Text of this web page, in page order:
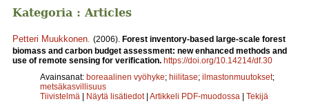
Kategoria : Articles
Petteri Muukkonen (2006). Forest inventory-based large-scale forest
biomass and carbon budget assessment: new enhanced methods and
use of remote sensing for verification. https://doi.org/10.14214/df.30
Avainsanat: boreaalinen vyöhyke; hiilitase; ilmastonmuutokset;
metsäkasvillisuus
Tiivistelmä | Näytä lisätiedot | Artikkeli PDF-muodossa | Tekijä